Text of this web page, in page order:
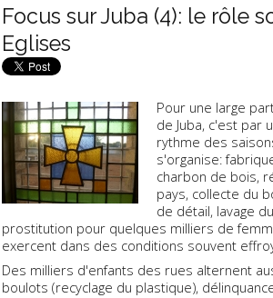
Focus sur Juba (4): le rôle
Eglises
Pour une large
de Juba, c'est par
rythme des
s'organise:
charbon de bois,
pays, collecte du
de détail, lavage
prostitution pour quelques milliers de
exercent dans des conditions souvent
Des milliers d'enfants des rues alternent
boulots (recyclage du plastique),